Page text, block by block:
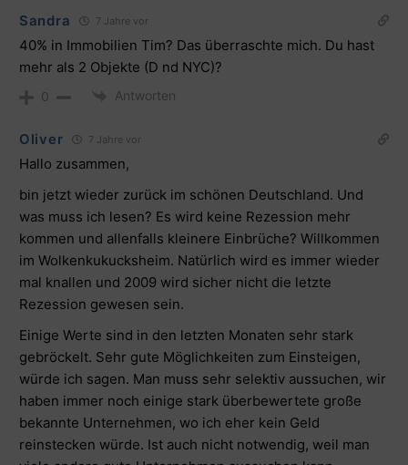
Sandra 7 Jahre vor
40% in Immobilien Tim? Das überraschte mich. Du hast
mehr als 2 Objekte (D nd NYC)?
0 Antworten
Oliver 7 Jahre vor
Hallo zusammen,
bin jetzt wieder zurück im schönen Deutschland. Und
was muss ich lesen? Es wird keine Rezession mehr
kommen und allenfalls kleinere Einbrüche? Willkommen
im Wolkenkukucksheim. Natürlich wird es immer wieder
mal knallen und 2009 wird sicher nicht die letzte
Rezession gewesen sein.
Einige Werte sind in den letzten Monaten sehr stark
gebröckelt. Sehr gute Möglichkeiten zum Einsteigen,
würde ich sagen. Man muss sehr selektiv aussuchen, wir
haben immer noch einige stark überbewertete große
bekannte Unternehmen, wo ich eher kein Geld
reinstecken würde. Ist auch nicht notwendig, weil man